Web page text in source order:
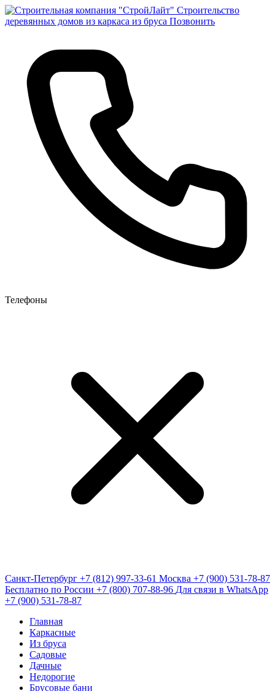
Строительство
деревянных домов из каркаса из бруса Позвонить
Телефоны
Санкт-Петербург +7 (812) 997-33-61 Москва +7 (900) 531-78-87
Бесплатно по России +7 (800) 707-88-96 Для связи в WhatsApp
+7 (900) 531-78-87
Главная
Каркасные
Из бруса
Садовые
Дачные
Недорогие
Брусовые бани